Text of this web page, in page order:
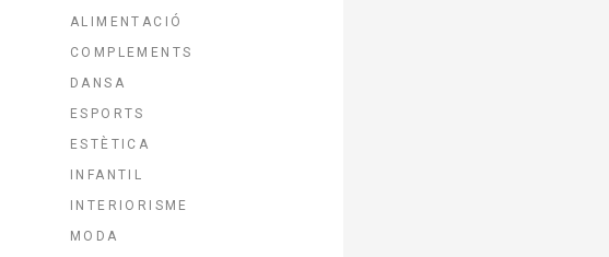
ALIMENTACIÓ
COMPLEMENTS
DANSA
ESPORTS
ESTÈTICA
INFANTIL
INTERIORISME
MODA